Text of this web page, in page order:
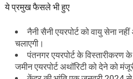
ये प्रमुख फैसले भी हुए
नैनी सैनी एयरपोर्ट को वायु सेना
चलाएगी।
पंतनगर एयरपोर्ट के
जमीन एयरपोर्ट अथॉरिटी को देने को